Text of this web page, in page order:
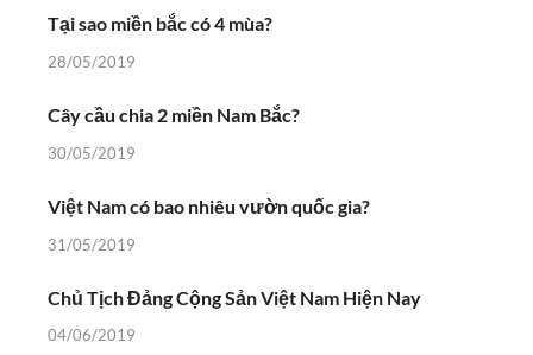
Tại sao miền bắc có 4 mùa?
28/05/2019
Cây cầu chia 2 miền Nam Bắc?
30/05/2019
Việt Nam có bao nhiêu vườn quốc gia?
31/05/2019
Chủ Tịch Đảng Cộng Sản Việt Nam Hiện Nay
04/06/2019